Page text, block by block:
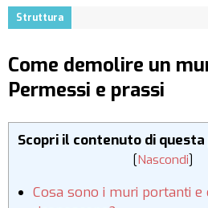
Struttura
Come demolire un
Permessi e prassi
Scopri il contenuto di
[Nascondi]
Cosa sono i muri portanti e